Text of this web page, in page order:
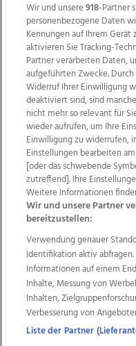
Wir über uns
Datenschutz
AGB Website
Weitere Angebote
TV1 di-mog-i.at
Life Radio
OÖN Karriere
Regionaljobs
Wir und unsere918-Partner
personenbezogene Daten
Kennungen auf Ihrem
aktivieren Sie Tracking-
Partner verarbeiten Daten,
aufgeführten Zwecke.
Widerruf Ihrer Einwilligung
deaktiviert sind, sind
nicht mehr so relevant für
wieder aufrufen, um Ihre
Einwilligung zu widerrufen,
Einstellungen bearbeiten
[oder das schwebende
zutreffend]. Ihre
Weitere Informationen
Wir und unsere Partner
bereitzustellen:
Verwendung genauer
Identifikation aktiv
Informationen auf einem
Inhalte, Messung von
Inhalten,
Verbesserung von
Liste der Partner